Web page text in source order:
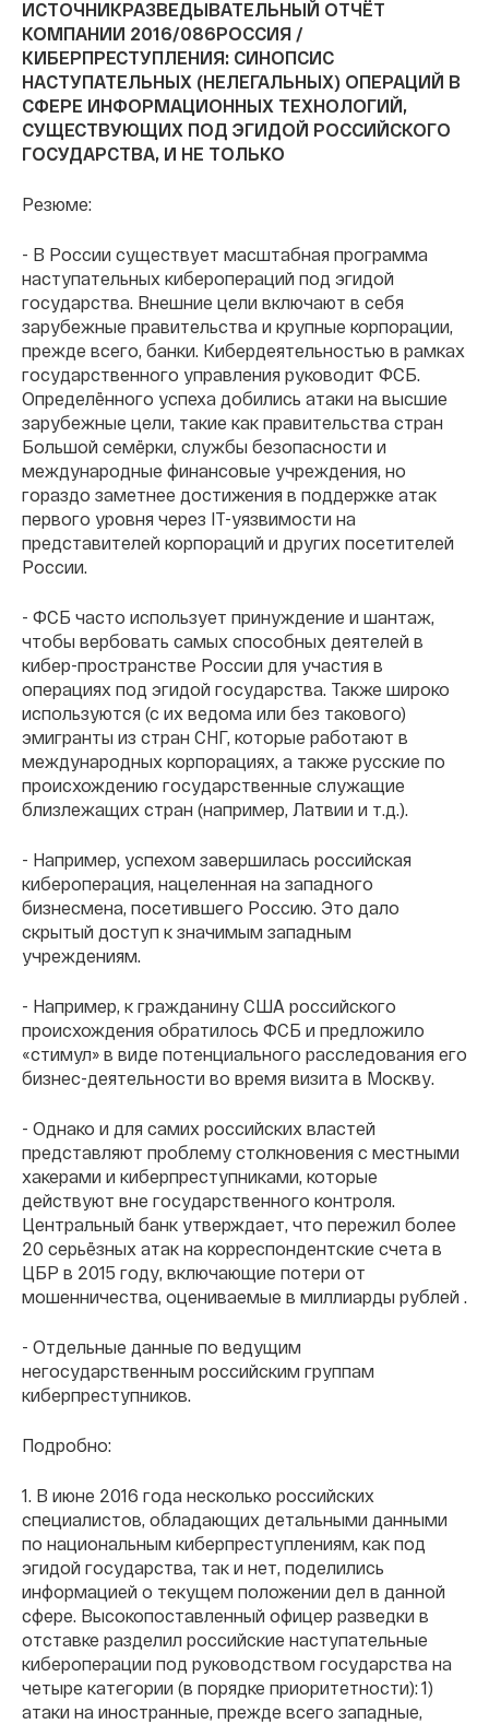
ИСТОЧНИКРАЗВЕДЫВАТЕЛЬНЫЙ ОТЧЁТ
КОМПАНИИ 2016/086РОССИЯ /
КИБЕРПРЕСТУПЛЕНИЯ: СИНОПСИС
НАСТУПАТЕЛЬНЫХ (НЕЛЕГАЛЬНЫХ) ОПЕРАЦИЙ В
СФЕРЕ ИНФОРМАЦИОННЫХ ТЕХНОЛОГИЙ,
СУЩЕСТВУЮЩИХ ПОД ЭГИДОЙ РОССИЙСКОГО
ГОСУДАРСТВА, И НЕ ТОЛЬКО
Резюме:
- В России существует масштабная программа
наступательных киберопераций под эгидой
государства. Внешние цели включают в себя
зарубежные правительства и крупные корпорации,
прежде всего, банки. Кибердеятельностью в рамках
государственного управления руководит ФСБ.
Определённого успеха добились атаки на высшие
зарубежные цели, такие как правительства стран
Большой семёрки, службы безопасности и
международные финансовые учреждения, но
гораздо заметнее достижения в поддержке атак
первого уровня через IT-уязвимости на
представителей корпораций и других посетителей
России.
- ФСБ часто использует принуждение и шантаж,
чтобы вербовать самых способных деятелей в
кибер-пространстве России для участия в
операциях под эгидой государства. Также широко
используются (с их ведома или без такового)
эмигранты из стран СНГ, которые работают в
международных корпорациях, а также русские по
происхождению государственные служащие
близлежащих стран (например, Латвии и т.д.).
- Например, успехом завершилась российская
кибероперация, нацеленная на западного
бизнесмена, посетившего Россию. Это дало
скрытый доступ к значимым западным
учреждениям.
- Например, к гражданину США российского
происхождения обратилось ФСБ и предложило
«стимул» в виде потенциального расследования его
бизнес-деятельности во время визита в Москву.
- Однако и для самих российских властей
представляют проблему столкновения с местными
хакерами и киберпреступниками, которые
действуют вне государственного контроля.
Центральный банк утверждает, что пережил более
20 серьёзных атак на корреспондентские счета в
ЦБР в 2015 году, включающие потери от
мошенничества, оцениваемые в миллиарды рублей .
- Отдельные данные по ведущим
негосударственным российским группам
киберпреступников.
Подробно:
1. В июне 2016 года несколько российских
специалистов, обладающих детальными данными
по национальным киберпреступлениям, как под
эгидой государства, так и нет, поделились
информацией о текущем положении дел в данной
сфере. Высокопоставленный офицер разведки в
отставке разделил российские наступательные
кибероперации под руководством государства на
четыре категории (в порядке приоритетности): 1)
атаки на иностранные, прежде всего западные,